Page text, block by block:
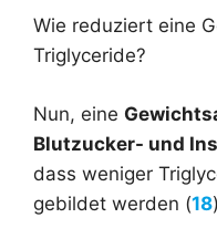
Wie reduziert eine
Triglyceride?
Nun, eine
Blutzucker- und
dass weniger
gebildet werden (18